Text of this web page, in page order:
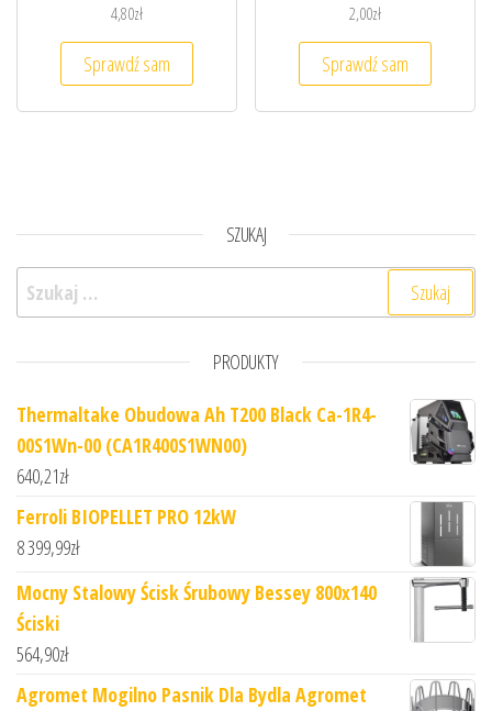
4,80zł
Sprawdź sam
2,00zł
Sprawdź sam
SZUKAJ
Szukaj:
PRODUKTY
Thermaltake Obudowa Ah T200 Black Ca-1R4-
00S1Wn-00 (CA1R400S1WN00)
640,21zł
Ferroli BIOPELLET PRO 12kW
8 399,99zł
Mocny Stalowy Ścisk Śrubowy Bessey 800x140
Ściski
564,90zł
Agromet Mogilno Pasnik Dla Bydla Agromet